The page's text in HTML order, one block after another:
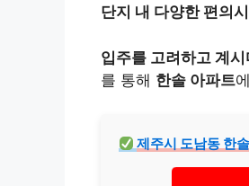
단지 내 다양한 편의
입주를 고려하고 계시
를 통해 한솔 아파트
제주시 도남동 한